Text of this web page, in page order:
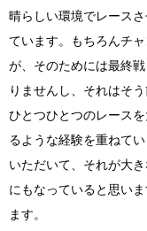
晴らしい環境でレース
ています。もちろんチ
が、そのためには最終
りませんし、それはそ
ひとつひとつのレース
るような経験を重ねて
いただいて、それが大
にもなっていると思い
ます。